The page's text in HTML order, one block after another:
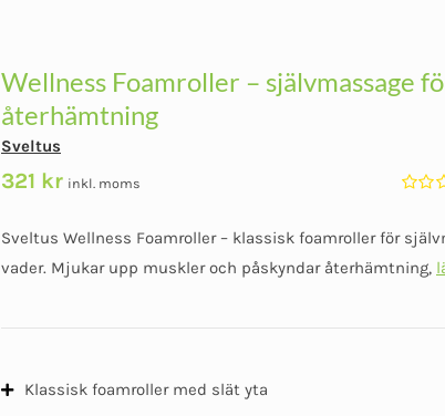
Wellness Foamroller – självmassage
återhämtning
Sveltus
321 kr inkl. moms
av
Sveltus Wellness Foamroller – klassisk foamroller för
vader. Mjukar upp muskler och påskyndar återhämtning,
Klassisk foamroller med slät yta